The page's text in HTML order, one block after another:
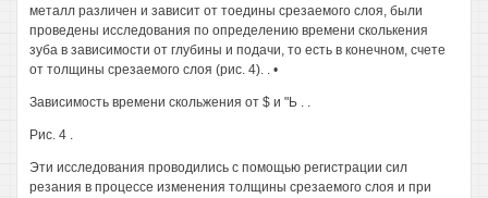
металл различен и зависит от тоедины срезаемого слоя, были
проведены исследования по определению времени сколькения
зуба в зависимости от глубины и подачи, то есть в конечном, счете
от толщины срезаемого слоя (рис. 4). . •
Зависимость времени скольжения от $ и "Ь . .
Рис. 4 .
Эти исследования проводились с помощью регистрации сил
резания в процессе изменения толщины срезаемого слоя и при